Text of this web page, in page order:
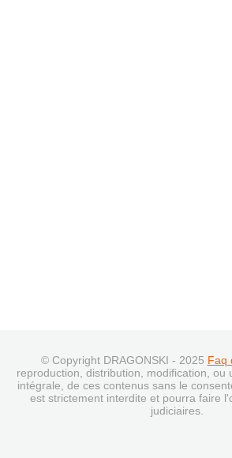
© Copyright DRAGONSKI - 2025 Faq
reproduction, distribution, modification, ou
intégrale, de ces contenus sans le
est strictement interdite et pourra faire
judiciaires.